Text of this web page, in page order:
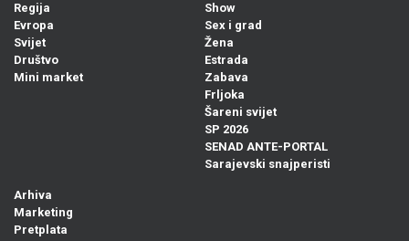
Regija
Evropa
Svijet
Društvo
Mini market
Show
Sex i grad
Žena
Estrada
Zabava
Frljoka
Šareni svijet
SP 2026
SENAD ANTE-PORTAL
Sarajevski snajperisti
Arhiva
Marketing
Pretplata